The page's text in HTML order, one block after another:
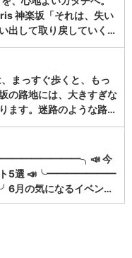
神楽坂「それは、失い
出して取り戻していく…
まっすぐ歩くと、もっ
の路地には、大きすぎな
ます。迷路のような路…
今
ント5選 📣╰━━━━━━━
の気になるイベン…